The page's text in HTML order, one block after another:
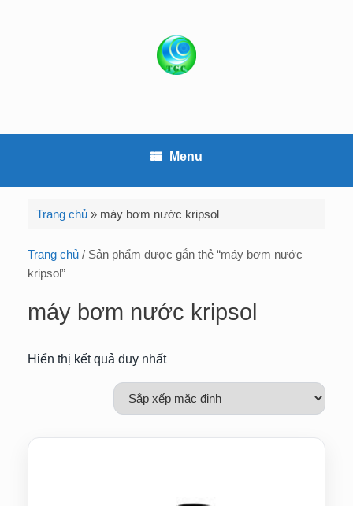
Menu
Trang chủ » máy bơm nước kripsol
Trang chủ / Sản phẩm được gắn thẻ “máy bơm nước
kripsol”
máy bơm nước kripsol
Hiển thị kết quả duy nhất